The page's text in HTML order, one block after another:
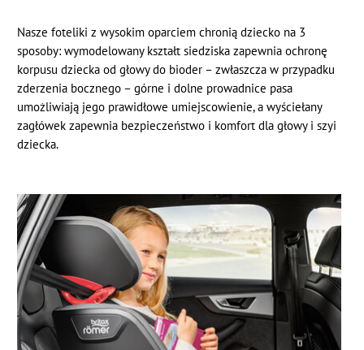
Nasze foteliki z wysokim oparciem chronią dziecko na 3
sposoby: wymodelowany kształt siedziska zapewnia ochronę
korpusu dziecka od głowy do bioder – zwłaszcza w przypadku
zderzenia bocznego – górne i dolne prowadnice pasa
umożliwiają jego prawidłowe umiejscowienie, a wyściełany
zagłówek zapewnia bezpieczeństwo i komfort dla głowy i szyi
dziecka.